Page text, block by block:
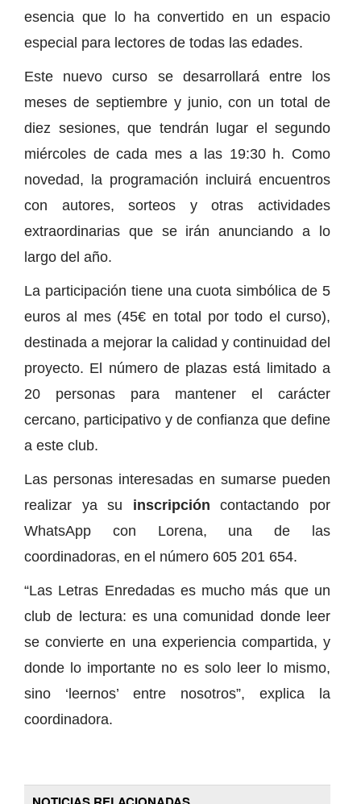
esencia que lo ha convertido en un espacio
especial para lectores de todas las edades.
Este nuevo curso se desarrollará entre los
meses de septiembre y junio, con un total de
diez sesiones, que tendrán lugar el segundo
miércoles de cada mes a las 19:30 h. Como
novedad, la programación incluirá encuentros
con autores, sorteos y otras actividades
extraordinarias que se irán anunciando a lo
largo del año.
La participación tiene una cuota simbólica de 5
euros al mes (45€ en total por todo el curso),
destinada a mejorar la calidad y continuidad del
proyecto. El número de plazas está limitado a
20 personas para mantener el carácter
cercano, participativo y de confianza que define
a este club.
Las personas interesadas en sumarse pueden
realizar ya su inscripción contactando por
WhatsApp con Lorena, una de las
coordinadoras, en el número 605 201 654.
“Las Letras Enredadas es mucho más que un
club de lectura: es una comunidad donde leer
se convierte en una experiencia compartida, y
donde lo importante no es solo leer lo mismo,
sino ‘leernos’ entre nosotros”, explica la
coordinadora.